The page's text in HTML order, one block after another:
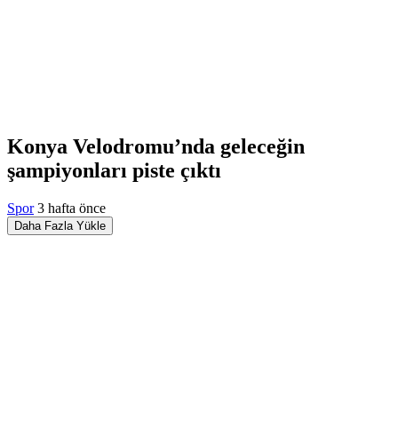
Konya Velodromu’nda geleceğin
şampiyonları piste çıktı
Spor 3 hafta önce
Daha Fazla Yükle